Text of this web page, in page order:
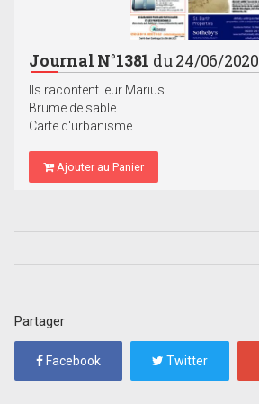
Journal N°1381 du 24/06/2020
Ils racontent leur Marius
Brume de sable
Carte d'urbanisme
Ajouter au Panier
Partager
Facebook Twitter